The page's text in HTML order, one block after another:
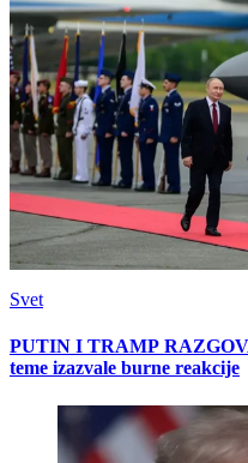
Svet
PUTIN I TRAMP
teme izazvale burne reakcije